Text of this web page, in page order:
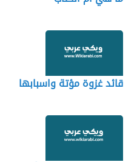
قائد غزوة مؤتة واسبابها